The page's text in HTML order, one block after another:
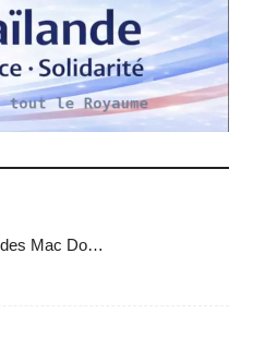
des Mac Do…